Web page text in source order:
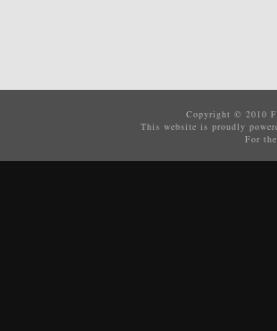
Copyright © 2010
This website is proudly
For